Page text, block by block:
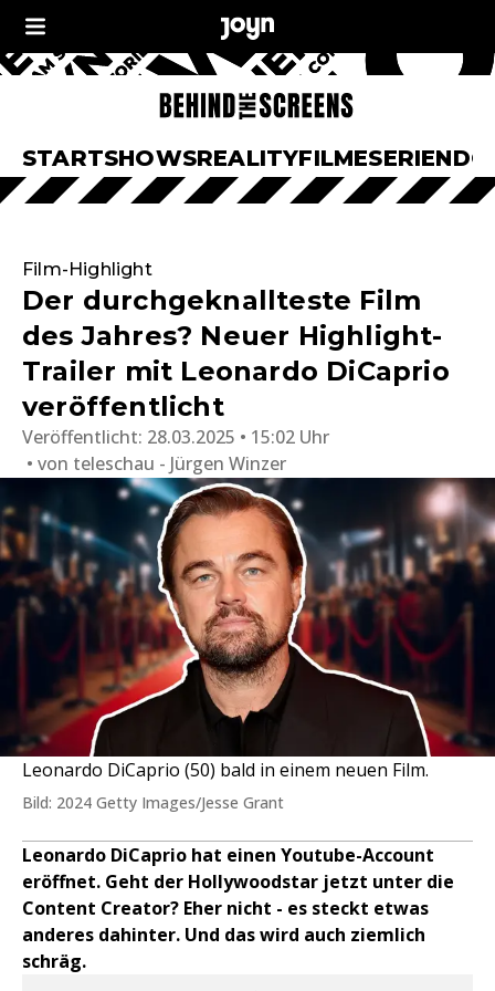
STARTSHOWSREALITYFILMESERIEN
Film-Highlight
Der durchgeknallteste Film
des Jahres? Neuer Highlight-
Trailer mit Leonardo DiCaprio
veröffentlicht
Veröffentlicht: 28.03.2025 • 15:02 Uhr
von teleschau - Jürgen Winzer
Leonardo DiCaprio (50) bald in einem neuen Film.
Bild: 2024 Getty Images/Jesse Grant
Leonardo DiCaprio hat einen Youtube-Account
eröffnet. Geht der Hollywoodstar jetzt unter die
Content Creator? Eher nicht - es steckt etwas
anderes dahinter. Und das wird auch ziemlich
schräg.